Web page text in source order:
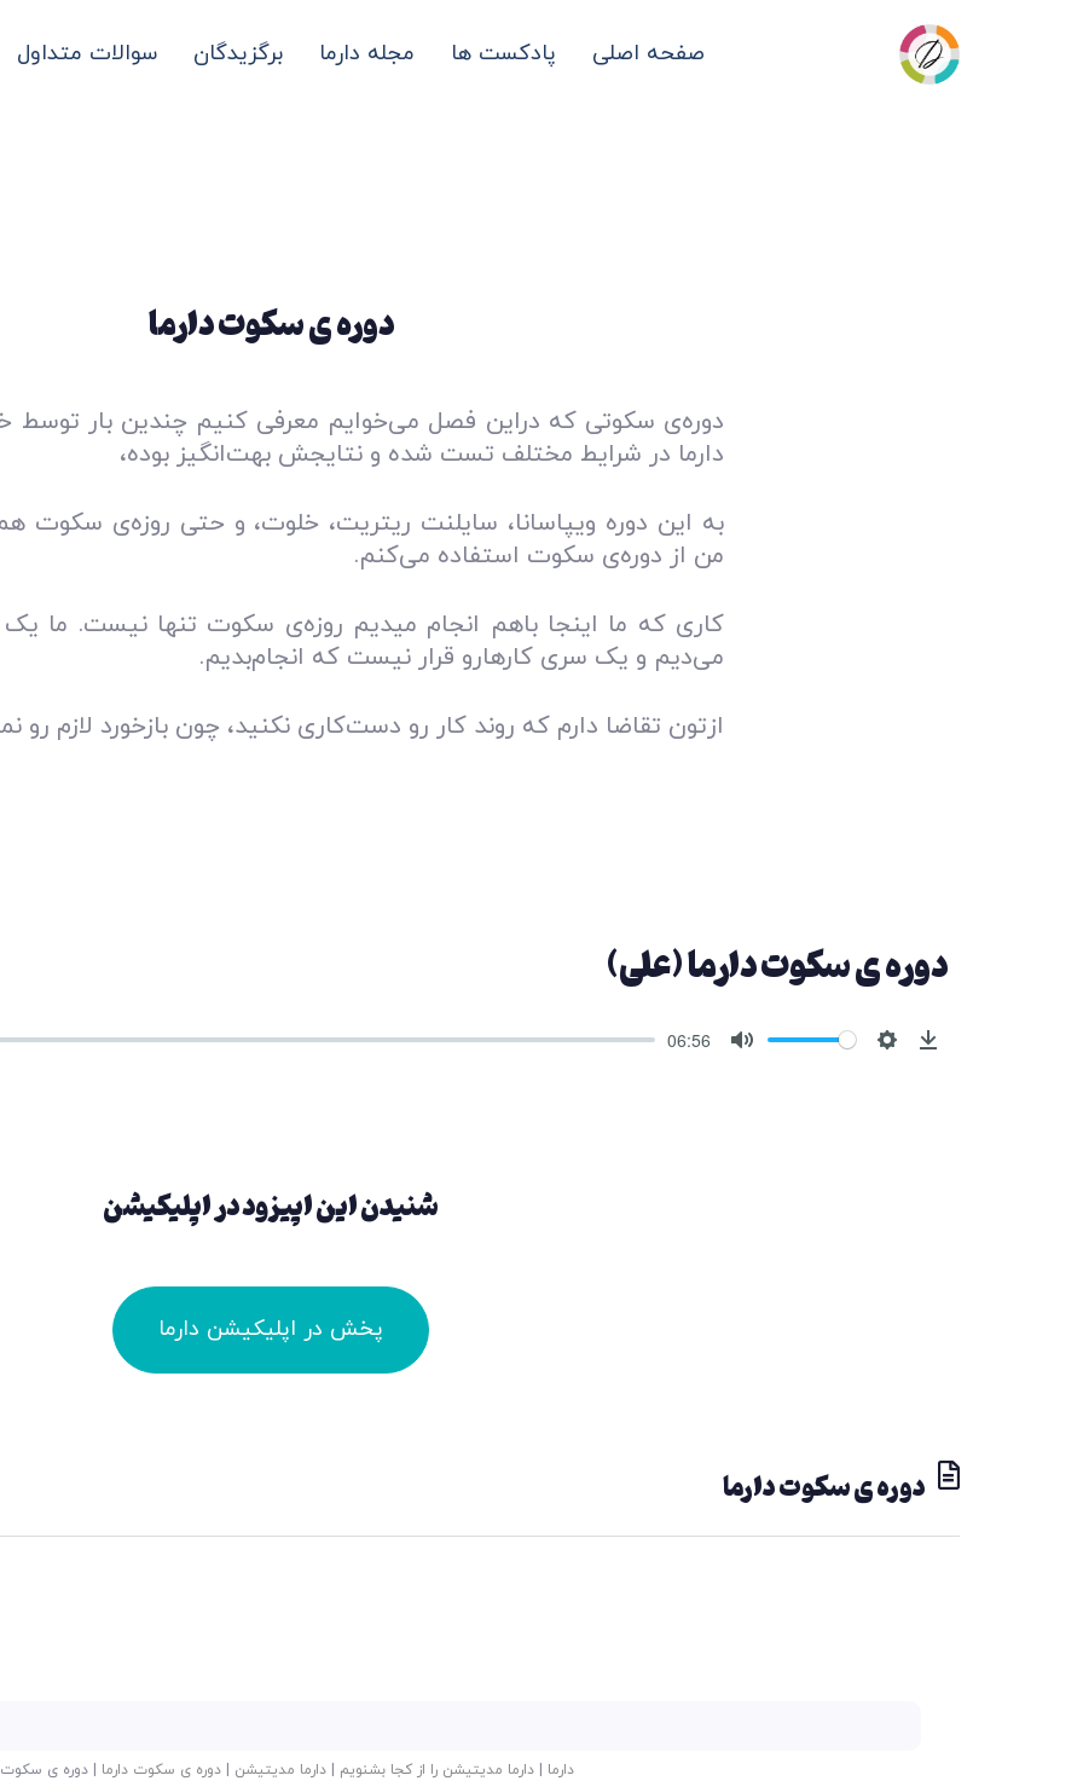
صفحه اصلی پادکست ها مجله دارما برگزیدگان سوالات متداول
دوره ی سکوت دارما
دوره‌ی سکوتی که در‌این فصل می‌خوایم معرفی کنیم چندین بار توسط
دارما در شرایط مختلف تست شده و نتایجش بهت‌انگیز بوده،
به این دوره ویپاسانا، سایلنت ریتریت، خلوت، و حتی روزه‌ی سکوت
من از دوره‌ی سکوت استفاده می‌کنم.
کاری که ما اینجا باهم انجام میدیم روزه‌ی سکوت تنها نیست. ما یک
می‌دیم و یک سری کارهارو قرار نیست‌ که انجام‌بدیم.
ازتون تقاضا دارم که روند کار رو دست‌کاری نکنید، چون بازخورد‌‌ لازم رو‌
دوره ی سکوت دارما (علی)
06:56
شنیدن این اپیزود در اپلیکیشن
پخش در اپلیکیشن دارما
دوره ی سکوت دارما
دارما |دارما مدیتیشن را از کجا بشنویم |دارما مدیتیشن |دوره ی سکوت دارما |دوره ی سکوت